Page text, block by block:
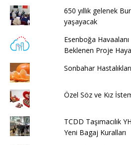
650 yıllık gelenek
yaşayacak
Esenboğa Havaalanı
Beklenen Proje
Sonbahar
Özel Söz ve Kız
TCDD Taşımacılık
Yeni Bagaj Kuralları